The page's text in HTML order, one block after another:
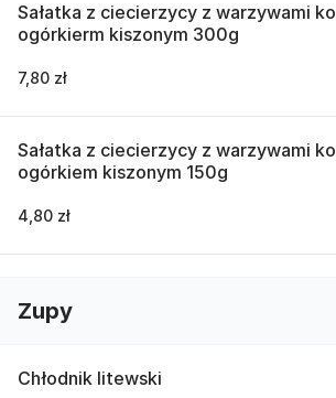
Sałatka z ciecierzycy z warzywami
ogórkierm kiszonym 300g
7,80 zł
Sałatka z ciecierzycy z warzywami
ogórkiem kiszonym 150g
4,80 zł
Zupy
Chłodnik litewski